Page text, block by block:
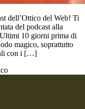
dell’Ottico del Web! Ti
del podcast alla
10 giorni prima di
magico, soprattutto
con i […]